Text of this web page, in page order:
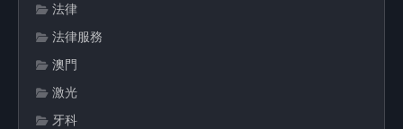
法律
法律服務
澳門
激光
牙科